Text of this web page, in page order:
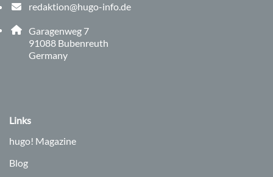
redaktion@hugo-info.de
E-Mail Adresse: redaktion@hugo-info.de
Adresse:
Garagenweg 7
91088 , 9 1 0 8 8
Bubenreuth
Germany
Links
hugo! Magazine
Blog